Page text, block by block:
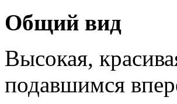
Общий вид
Высокая,
подавшимся